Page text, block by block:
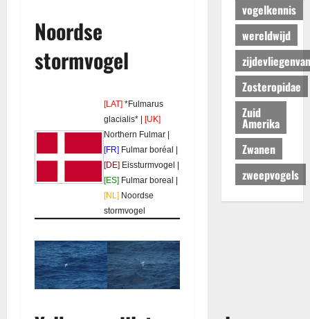
Noordse
stormvogel
[LAT] *Fulmarus
glacialis* | [UK]
Northern Fulmar |
[FR] Fulmar boréal |
[DE] Eissturmvogel |
[ES] Fulmar boreal |
[NL] Noordse
stormvogel
vogelkennis
wereldwijd
Zosteropidae
Zuid
Amerika
Zwanen
zweepvogels